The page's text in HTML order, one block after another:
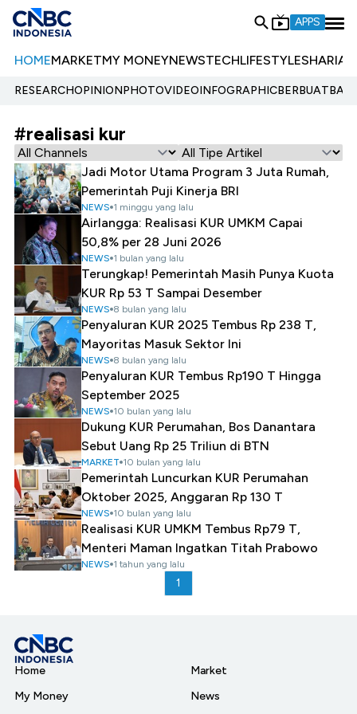
APPS
HOMEMARKETMY MONEYNEWSTECHLIFESTYLESHARIA
RESEARCHOPINIONPHOTOVIDEOINFOGRAPHIC
#realisasi kur
Jadi Motor Utama Program 3 Juta Rumah,
Pemerintah Puji Kinerja BRI
NEWS 1 minggu yang lalu
Airlangga: Realisasi KUR UMKM Capai
50,8% per 28 Juni 2026
NEWS 1 bulan yang lalu
Terungkap! Pemerintah Masih Punya Kuota
KUR Rp 53 T Sampai Desember
NEWS 8 bulan yang lalu
Penyaluran KUR 2025 Tembus Rp 238 T,
Mayoritas Masuk Sektor Ini
NEWS 8 bulan yang lalu
Penyaluran KUR Tembus Rp190 T Hingga
September 2025
NEWS 10 bulan yang lalu
Dukung KUR Perumahan, Bos Danantara
Sebut Uang Rp 25 Triliun di BTN
MARKET 10 bulan yang lalu
Pemerintah Luncurkan KUR Perumahan
Oktober 2025, Anggaran Rp 130 T
NEWS 10 bulan yang lalu
Realisasi KUR UMKM Tembus Rp79 T,
Menteri Maman Ingatkan Titah Prabowo
NEWS 1 tahun yang lalu
1
Home
My Money
Market
News